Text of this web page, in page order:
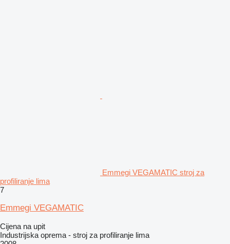
Emmegi VEGAMATIC stroj za
profiliranje lima
7
Emmegi VEGAMATIC
Cijena na upit
Industrijska oprema - stroj za profiliranje lima